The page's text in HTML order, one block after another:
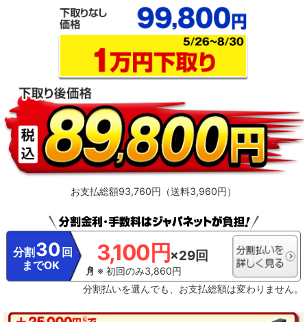
に関するご注意】●USBハードディスク接続時に対応しています。●ご利用には
インターネットへの接続環境が必要です。詳しくは、メーカーHPをご覧くださ
い。●おまかせ録画は、「みるコレ パック」でお好きなテーマ（みるコレパッ
ク）におまかせ録画を登録することでご利用いただけます。●おまかせ録画され
た番組は、おまかせ録画用に設定したハードディスク領域の空き容量によっ
て、古い順番から自動で削除されます。保存しておきたい番組は、おまかせ録
画する前に通常録画予約に変更したり、録画された番組を通常録画に変更した
りできます。●視聴制限がある番組などのおまかせ録画できない番組や、おまか
せ録画予約対象の番組でも、通常予約や視聴予約など優先される予約によっ
て、録画されない場合があります。連続ドラマ番組など確実に録画したい番組
は通常録画予約することをおすすめします。●サービスは予告なく変更や終了す
る場合があります。●一部対象外のチャンネルがあります。
※3 【シーン/出演
者について】●「シーン」「出演者・詳細」「シーズン」情報のご利用にはイン
ターネットへの接続が必要です。●インターネットの接続には、通信事業者やプ
ロバイダー（インターネット接続業者）との契約が必要です。●シーン情報は、
「関東」「東海（静岡県除く）」「関西」地区で放送されているNHK総合、E
放送局」、関西の場合は「NHK大阪放送局」から放送された番組）、および民
NHK総合、Eテレ（ともに「NHK放送センター」から放送された番組）、およ
び関東の民放キー局で放送されている同時刻放送番組に対応しています。ただ
し、番組によっては、本機能が正しく動作しない場合があります。●シーン情報
は、番組の放送終了後、2〜3時間程度で使えるようになります。ただし、番組
によっては、それ以上かかる場合があります。●提供されるシーン情報は目安と
してご利用ください。●提供されるシーン情報はテレビ放送時点の内容に基づき
作成されるもので、新規情報の追加、最新情報への更新・変更・改訂および修
正には対応していません。●表示されるシーンは、各番組情報などをメーカー独
定に基づくものではありません。
お支払総額93,760円（送料3,960円）
分割 30 回
までOK
3,100円×29回
※ 初回のみ3,860円
分割払いを選んでも、お支払総額は変わりません。